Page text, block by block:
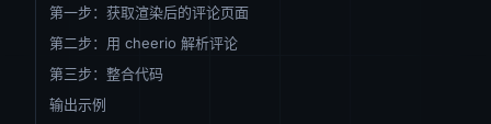
第一步：获取渲染后的评论页面
第二步：用 cheerio 解析评论
第三步：整合代码
输出示例